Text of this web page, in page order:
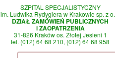
SZPITAL SPECJALISTYCZNY
im. Ludwika Rydygiera w Krakowie sp. z
DZIAŁ ZAMÓWIEŃ PUBLICZNYCH
i ZAOPATRZENIA
31-826 Kraków os. Złotej Jesieni 1
tel. (012) 64 68 210, (012) 64 68 958